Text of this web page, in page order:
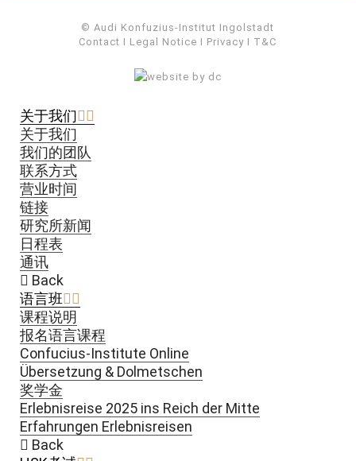
© Audi Konfuzius-Institut Ingolstadt
Contact I Legal Notice I Privacy I T&C
关于我们
关于我们
我们的团队
联系方式
营业时间
链接
研究所新闻
日程表
通讯
Back
语言班
课程说明
报名语言课程
Confucius-Institute Online
Übersetzung & Dolmetschen
奖学金
Erlebnisreise 2025 ins Reich der Mitte
Erfahrungen Erlebnisreisen
Back